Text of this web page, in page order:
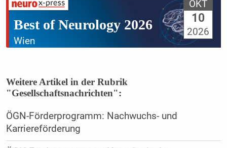
Best of Neurology 2026
Wien
OKT
10
2026
Weitere Artikel in der Rubrik
"Gesellschaftsnachrichten":
ÖGN-Förderprogramm: Nachwuchs- und
Karriereförderung